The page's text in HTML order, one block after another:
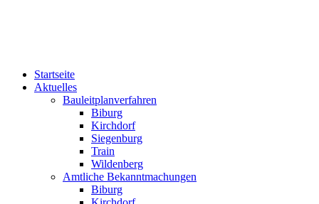
Startseite
Aktuelles
Bauleitplanverfahren
Biburg
Kirchdorf
Siegenburg
Train
Wildenberg
Amtliche Bekanntmachungen
Biburg